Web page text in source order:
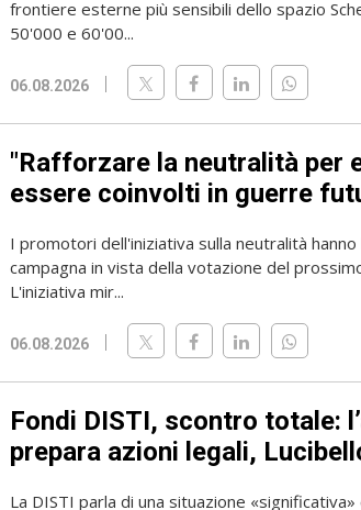
frontiere esterne più sensibili dello spazio
50'000 e 60'00...
06.08.2026
"Rafforzare la neutralità per
essere coinvolti in guerre
I promotori dell'iniziativa sulla neutralità
campagna in vista della votazione del
L'iniziativa mir...
06.08.2026
Fondi DISTI, scontro totale:
prepara azioni legali,
La DISTI parla di una situazione